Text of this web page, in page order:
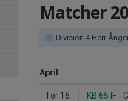
Matcher
Division 4 Herr
April
Tor 16
KB 65 IF -